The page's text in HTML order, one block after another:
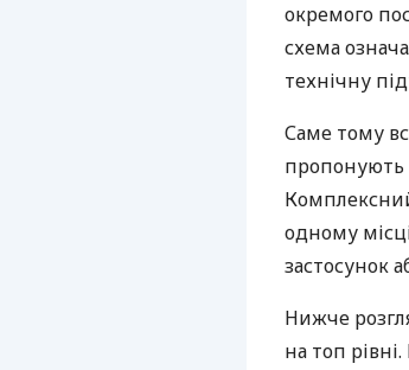
окремого
схема
технічну
Саме тому
пропонують
одному
застосунок
Нижче
на топ